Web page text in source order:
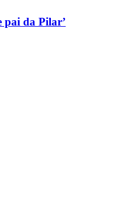
pai da Pilar’